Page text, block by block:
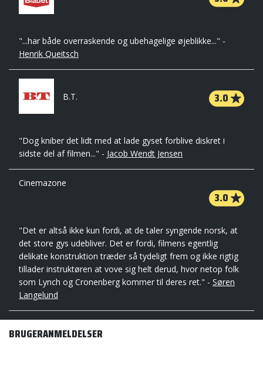
"...har både overraskende og ubehagelige øjeblikke..." -
Henrik Queitsch
B.T. 3.0
"Dog kniber det lidt med at lade gyset forblive diskret i
sidste del af filmen..." - Jacob Wendt Jensen
Cinemazone
3.0
"Det er altså ikke kun fordi, at de taler syngende norsk, at
det store gys udebliver. Det er fordi, filmens egentlig
delikate konstruktion træder så tydeligt frem og ikke rigtig
tillader instruktøren at vove sig helt derud, hvor netop folk
som Lynch og Cronenberg kommer til deres ret." - Søren
Langelund
BRUGERANMELDELSER